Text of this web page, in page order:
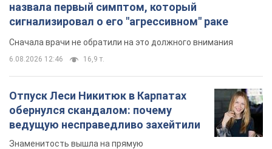
назвала первый симптом, который
сигнализировал о его "агрессивном" раке
Сначала врачи не обратили на это должного внимания
6.08.2026 12:46 16,9 т.
Отпуск Леси Никитюк в Карпатах
обернулся скандалом: почему
ведущую несправедливо захейтили
Знаменитость вышла на прямую